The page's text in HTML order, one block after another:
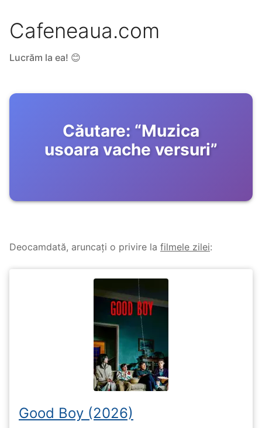
Cafeneaua.com
Lucrăm la ea! 😊
Căutare: “Muzica
usoara vache versuri”
Deocamdată, aruncați o privire la filmele zilei:
Good Boy (2026)